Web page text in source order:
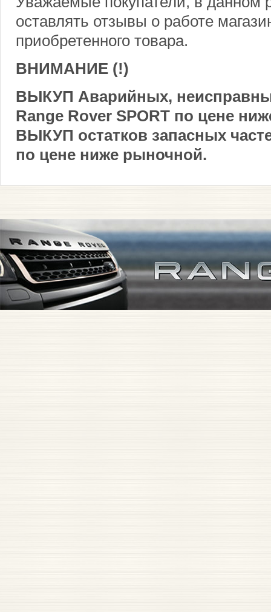
оставлять отзывы о работе
приобретенного товара.
ВНИМАНИЕ (!)
ВЫКУП Аварийных,
Range Rover SPORT по цене
ВЫКУП остатков запасных
по цене ниже рыночной.